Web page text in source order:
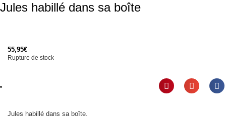
Jules habillé dans sa boîte
55,95€
Rupture de stock
Jules habillé dans sa boîte.